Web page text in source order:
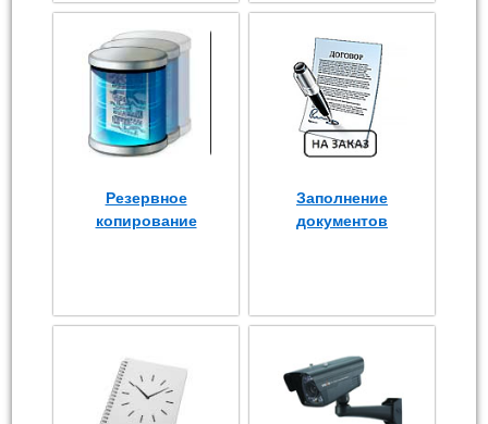
Резервное
копирование
Заполнение
документов